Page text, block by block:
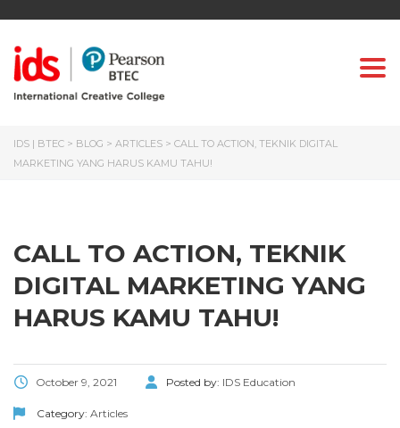
IDS | BTEC > BLOG > ARTICLES > CALL TO ACTION, TEKNIK DIGITAL
MARKETING YANG HARUS KAMU TAHU!
CALL TO ACTION, TEKNIK
DIGITAL MARKETING YANG
HARUS KAMU TAHU!
October 9, 2021 Posted by: IDS Education
Category: Articles